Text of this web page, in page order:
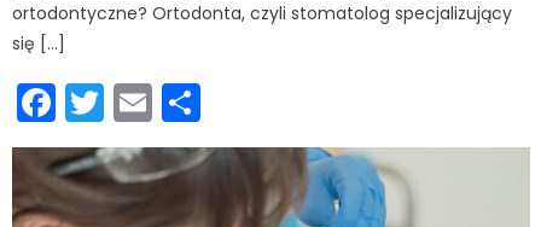
ortodontyczne? Ortodonta, czyli stomatolog specjalizujący
się […]
Facebook
Twitter
Email
się